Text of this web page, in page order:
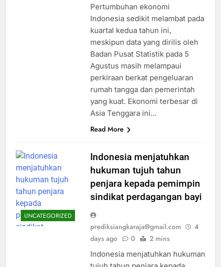
Pertumbuhan ekonomi
Indonesia sedikit melambat pada
kuartal kedua tahun ini,
meskipun data yang dirilis oleh
Badan Pusat Statistik pada 5
Agustus masih melampaui
perkiraan berkat pengeluaran
rumah tangga dan pemerintah
yang kuat. Ekonomi terbesar di
Asia Tenggara ini…
Read More
UNCATEGORIZED
Indonesia menjatuhkan
hukuman tujuh tahun
penjara kepada pemimpin
sindikat perdagangan bayi
prediksiangkaraja@gmail.com
4
days ago
0 2 mins
Indonesia menjatuhkan hukuman